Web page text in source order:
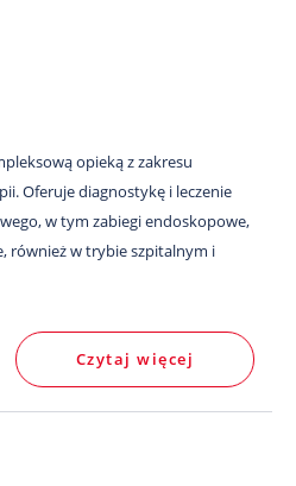
opieką z zakresu
Oferuje diagnostykę i leczenie
w tym zabiegi endoskopowe,
również w trybie szpitalnym i
Czytaj więcej